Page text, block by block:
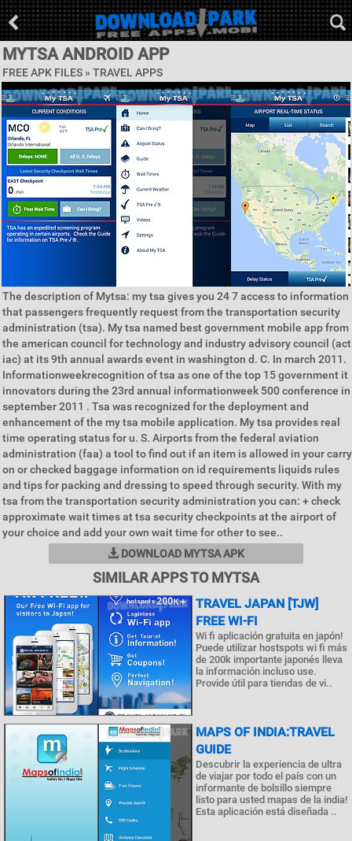
MYTSA ANDROID APP
FREE APK FILES » TRAVEL APPS
The description of Mytsa: my tsa gives you 24 7 access to information
that passengers frequently request from the transportation security
administration (tsa). My tsa named best government mobile app from
the american council for technology and industry advisory council (act
iac) at its 9th annual awards event in washington d. C. In march 2011.
Informationweekrecognition of tsa as one of the top 15 government it
innovators during the 23rd annual informationweek 500 conference in
september 2011 . Tsa was recognized for the deployment and
enhancement of the my tsa mobile application. My tsa provides real
time operating status for u. S. Airports from the federal aviation
administration (faa) a tool to find out if an item is allowed in your carry
on or checked baggage information on id requirements liquids rules
and tips for packing and dressing to speed through security. With my
tsa from the transportation security administration you can: + check
approximate wait times at tsa security checkpoints at the airport of
your choice and add your own wait time for other to see..
DOWNLOAD MYTSA APK
SIMILAR APPS TO MYTSA
TRAVEL JAPAN [TJW]
FREE WI-FI
Wi fi aplicación gratuita en japón!
Puede utilizar hostspots wi fi más
de 200k importante japonés lleva
la información incluso use.
Provide útil para tiendas de vi..
MAPS OF INDIA:TRAVEL
GUIDE
Descubrir la experiencia de ultra
de viajar por todo el país con un
informante de bolsillo siempre
listo para usted mapas de la india!
Esta aplicación está diseñada ..